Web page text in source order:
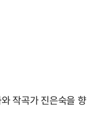
작곡가 진은숙을 향